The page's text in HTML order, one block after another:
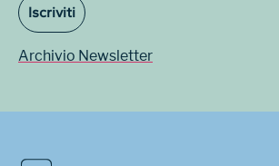
Iscriviti
Archivio Newsletter